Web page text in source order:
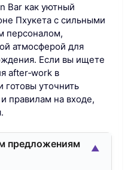
Bar как уютный
Пхукета с сильными
персоналом,
атмосферой для
Если вы ищете
after‑work в
готовы уточнить
правилам на входе,
предложениям
▲